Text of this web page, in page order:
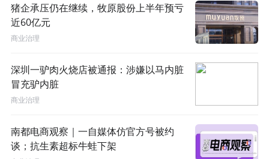
猪企承压仍在继续，牧原股份上半年预亏
近60亿元
商业治理
深圳一驴肉火烧店被通报：涉嫌以马内脏
冒充驴内脏
商业治理
南都电商观察｜一自媒体仿官方号被约
谈；抗生素超标牛蛙下架